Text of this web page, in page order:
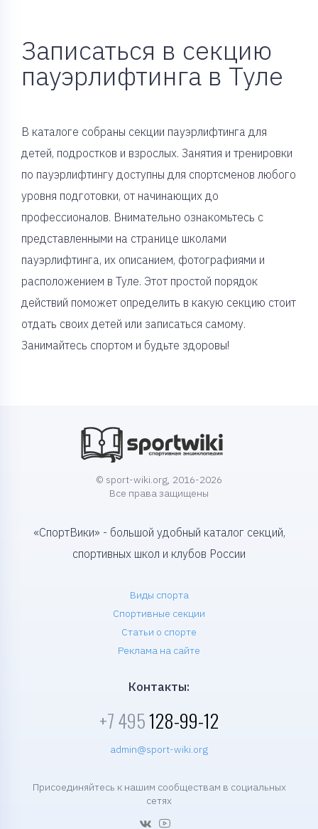
Записаться в секцию
пауэрлифтинга в Туле
В каталоге собраны секции пауэрлифтинга для
детей, подростков и взрослых. Занятия и тренировки
по пауэрлифтингу доступны для спортсменов любого
уровня подготовки, от начинающих до
профессионалов. Внимательно ознакомьтесь с
представленными на странице школами
пауэрлифтинга, их описанием, фотографиями и
расположением в Туле. Этот простой порядок
действий поможет определить в какую секцию стоит
отдать своих детей или записаться самому.
Занимайтесь спортом и будьте здоровы!
© sport-wiki.org, 2016-2026
Все права защищены
«СпортВики» - большой удобный каталог секций,
спортивных школ и клубов России
Виды спорта
Спортивные секции
Статьи о спорте
Реклама на сайте
Контакты:
+7 495128-99-12
admin@sport-wiki.org
Присоединяйтесь к нашим сообществам в социальных
сетях